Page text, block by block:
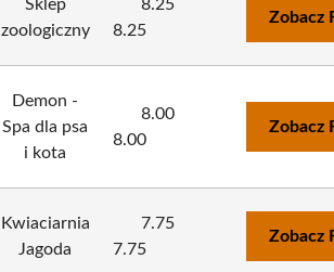
Sklep
zoologiczny
8.25
8.25
Zobacz
Demon -
Spa dla psa
i kota
8.00
8.00
Zobacz
Kwiaciarnia
Jagoda
7.75
7.75
Zobacz